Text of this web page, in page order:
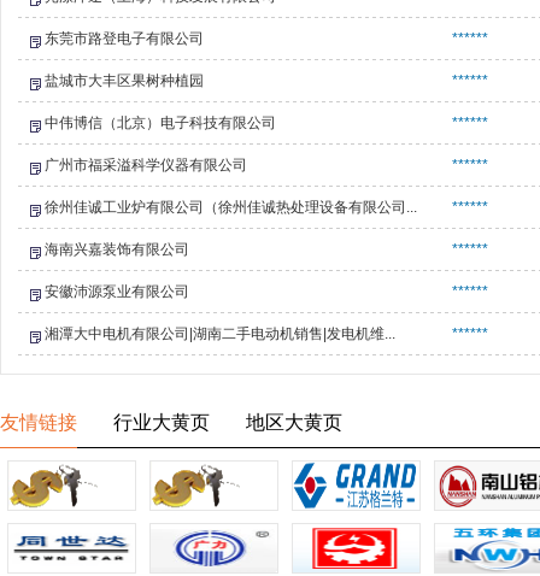
东莞市路登电子有限公司 ******
盐城市大丰区果树种植园 ******
中伟博信（北京）电子科技有限公司 ******
广州市福采溢科学仪器有限公司 ******
徐州佳诚工业炉有限公司（徐州佳诚热处理设备有限公司... ******
海南兴嘉装饰有限公司 ******
安徽沛源泵业有限公司 ******
湘潭大中电机有限公司|湖南二手电动机销售|发电机维... ******
友情链接 行业大黄页 地区大黄页